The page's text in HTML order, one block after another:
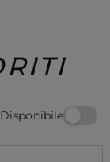
Disponibile